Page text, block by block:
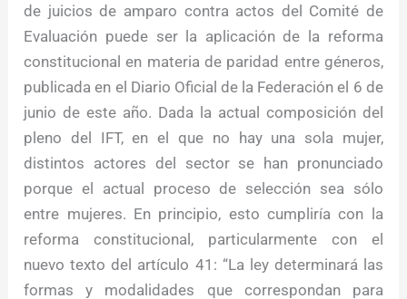
de juicios de amparo contra actos del Comité de
Evaluación puede ser la aplicación de la reforma
constitucional en materia de paridad entre géneros,
publicada en el Diario Oficial de la Federación el 6 de
junio de este año. Dada la actual composición del
pleno del IFT, en el que no hay una sola mujer,
distintos actores del sector se han pronunciado
porque el actual proceso de selección sea sólo
entre mujeres. En principio, esto cumpliría con la
reforma constitucional, particularmente con el
nuevo texto del artículo 41: “La ley determinará las
formas y modalidades que correspondan para